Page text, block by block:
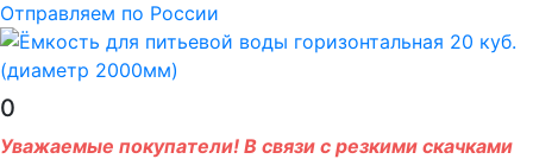
Отправляем по России
0
Уважаемые покупатели! В связи с резкими скачками